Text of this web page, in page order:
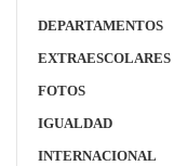
DEPARTAMENTOS
EXTRAESCOLARES
FOTOS
IGUALDAD
INTERNACIONAL